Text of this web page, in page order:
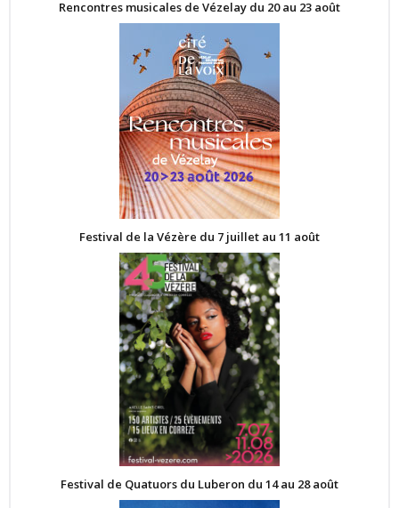
Rencontres musicales de Vézelay du 20 au 23 août
Festival de la Vézère du 7 juillet au 11 août
Festival de Quatuors du Luberon du 14 au 28 août